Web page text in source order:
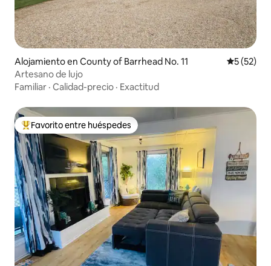
Alojamiento en County of Barrhead No. 11
5 (52)
Artesano de lujo
Familiar · Calidad-precio · Exactitud
Favorito entre huéspedes preferido
Favorito entre huéspedes